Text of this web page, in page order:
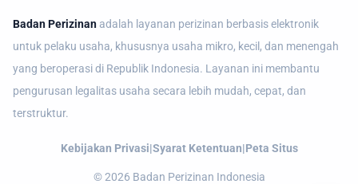
Badan Perizinan adalah layanan perizinan berbasis elektronik
untuk pelaku usaha, khususnya usaha mikro, kecil, dan menengah
yang beroperasi di Republik Indonesia. Layanan ini membantu
pengurusan legalitas usaha secara lebih mudah, cepat, dan
terstruktur.
Kebijakan Privasi|Syarat Ketentuan|Peta Situs
©2026 Badan Perizinan Indonesia